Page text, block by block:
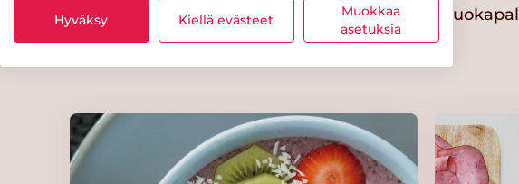
omassa kunnassasi
Hyväksy Kiellä evästeet
Muokkaa
asetuksia